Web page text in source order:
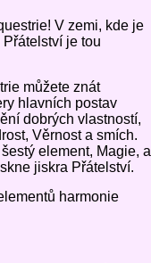
V zemi, kde je
je tou
můžete znát
hlavních postav
dobrých vlastností,
Věrnost a smích.
element, Magie, a
jiskra Přátelství.
harmonie